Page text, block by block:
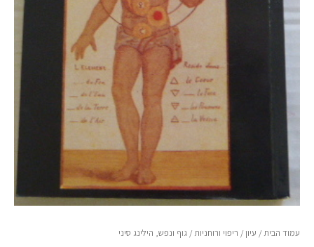
עמוד הבית / עיון / ריפוי ורוחניות / גוף ונפש, הילינג סיני